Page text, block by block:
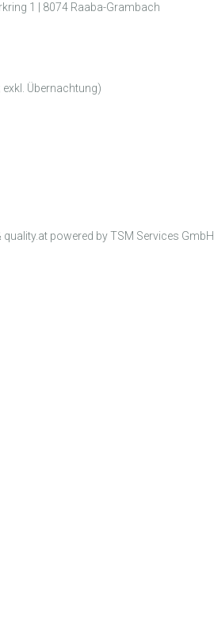
1 | 8074 Raaba-Grambach
Übernachtung)
powered by TSM Services GmbH